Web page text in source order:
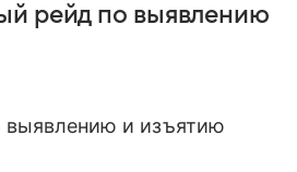
рейд по выявлению
выявлению и изъятию